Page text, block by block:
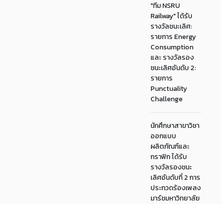
"ทีม NSRU
Railway" ได้รับ
รางวัลชนะเลิศ:
รายการ Energy
Consumption
และ รางวัลรอง
ชนะเลิศอันดับ 2:
รายการ
Punctuality
Challenge
นักศึกษาสาขาวิชา
ออกแบบ
ผลิตภัณฑ์และ
กราฟิก ได้รับ
รางวัลรองชนะ
เลิศอันดับที่ 2 การ
ประกวดร้องเพลง
มาร์ชมหาวิทยาลัย